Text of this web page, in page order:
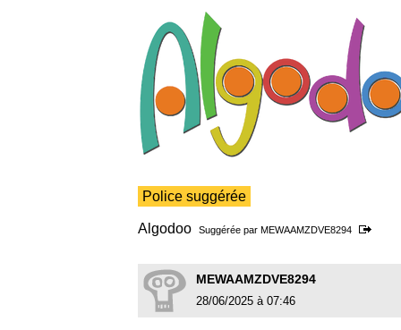
Police suggérée
Algodoo Suggérée par MEWAAMZDVE8294
MEWAAMZDVE8294
28/06/2025 à 07:46